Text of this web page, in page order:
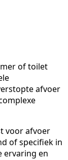
of toilet
afvoer
voor afvoer
of specifiek in
ervaring en